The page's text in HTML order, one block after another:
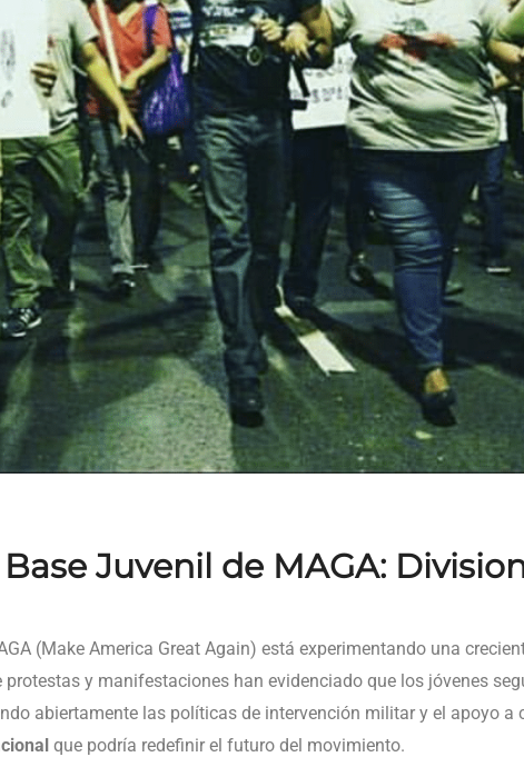
Juvenil de MAGA:
(Make America Great Again) está experimentando una
protestas y manifestaciones han evidenciado que los jóvenes
abiertamente las políticas de intervención militar y el apoyo a
que podría redefinir el futuro del movimiento.